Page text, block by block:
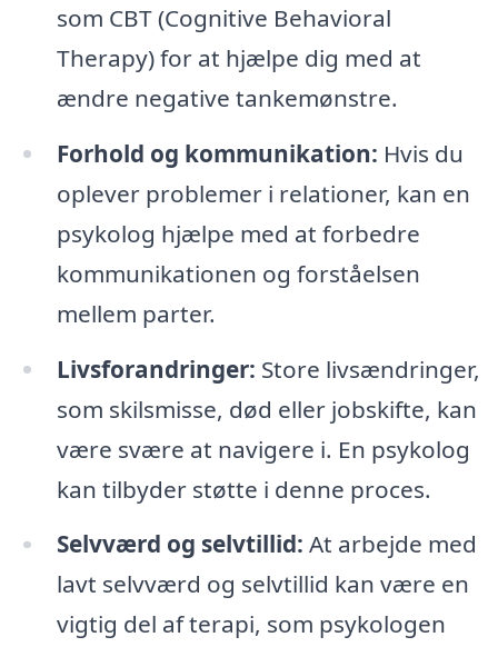
som CBT (Cognitive Behavioral
Therapy) for at hjælpe dig med at
ændre negative tankemønstre.
Forhold og kommunikation: Hvis du
oplever problemer i relationer, kan en
psykolog hjælpe med at forbedre
kommunikationen og forståelsen
mellem parter.
Livsforandringer: Store livsændringer,
som skilsmisse, død eller jobskifte, kan
være svære at navigere i. En psykolog
kan tilbyder støtte i denne proces.
Selvværd og selvtillid: At arbejde med
lavt selvværd og selvtillid kan være en
vigtig del af terapi, som psykologen